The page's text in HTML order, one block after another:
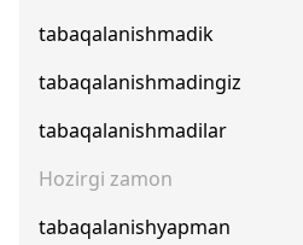
tabaqalanishmadik
tabaqalanishmadingiz
tabaqalanishmadilar
Hozirgi zamon
tabaqalanishyapman